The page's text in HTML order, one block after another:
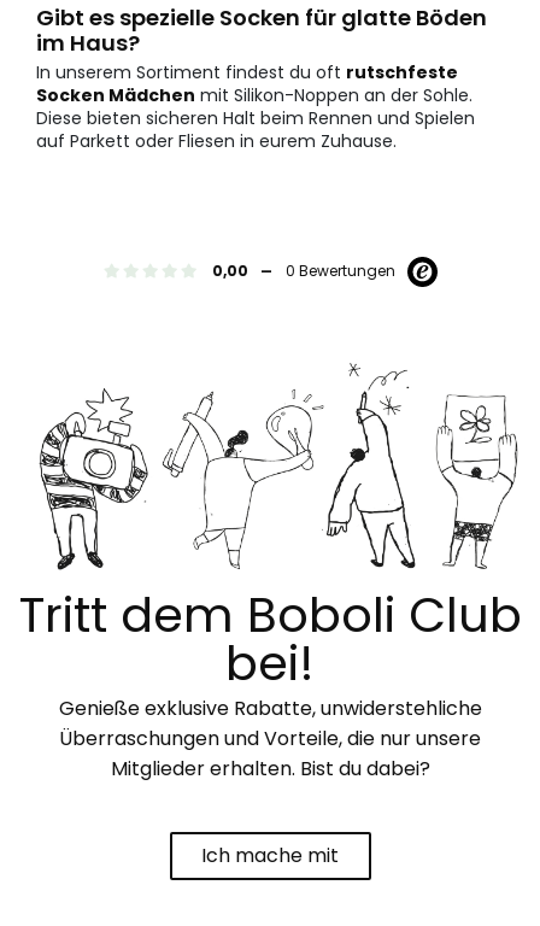
Gibt es spezielle Socken für glatte Böden
im Haus?
In unserem Sortiment findest du oft rutschfeste
Socken Mädchen mit Silikon-Noppen an der Sohle.
Diese bieten sicheren Halt beim Rennen und Spielen
auf Parkett oder Fliesen in eurem Zuhause.
0,00 - 0 Bewertungen
Tritt dem Boboli Club
bei!
Genieße exklusive Rabatte, unwiderstehliche
Überraschungen und Vorteile, die nur unsere
Mitglieder erhalten. Bist du dabei?
Ich mache mit